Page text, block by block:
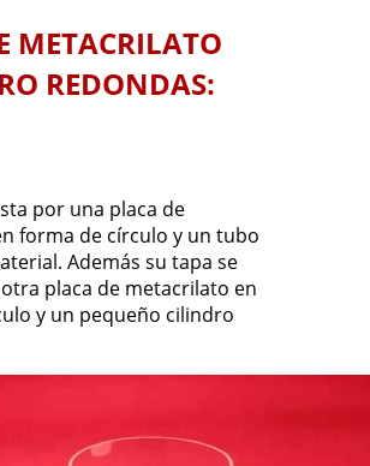
METACRILATO
REDONDAS:
por una placa de
forma de círculo y un tubo
Además su tapa se
placa de metacrilato en
y un pequeño cilindro